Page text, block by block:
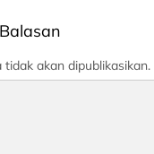
akan dipublikasikan.